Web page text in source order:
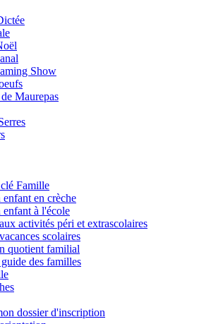
Show
Maurepas
Famille
en crèche
à l'école
activités péri et extrascolaires
scolaires
quotient familial
des familles
dossier d'inscription